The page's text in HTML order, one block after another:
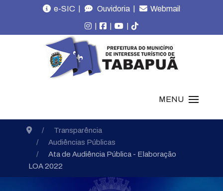
e-SIC | Ouvidoria | Webmail
| | |
MENU
Transparência
Audiências Públicas
Ata de Audiência Pública - Elaboração
LOA 2022